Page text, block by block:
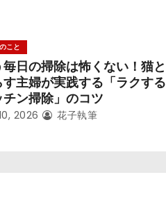
こと
毎日の掃除は怖くない！猫と
す主婦が実践する「ラクする
チン掃除」のコツ
2026 花子執筆